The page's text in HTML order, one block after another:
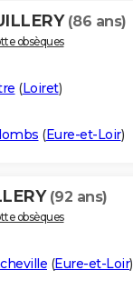
(86 ans)
obsèques
(Loiret)
(Eure-et-Loir)
(92 ans)
obsèques
(Eure-et-Loir)